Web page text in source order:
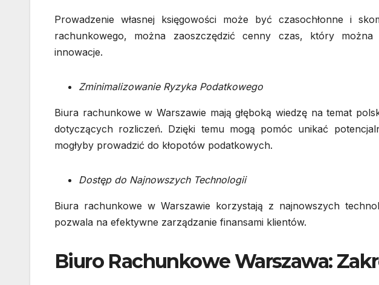
Prowadzenie własnej księgowości może być czasochłonne i
rachunkowego, można zaoszczędzić cenny czas, który
innowacje.
Zminimalizowanie Ryzyka Podatkowego
Biura rachunkowe w Warszawie mają głęboką wiedzę na temat
dotyczących rozliczeń. Dzięki temu mogą pomóc unikać
mogłyby prowadzić do kłopotów podatkowych.
Dostęp do Najnowszych Technologii
Biura rachunkowe w Warszawie korzystają z najnowszych
pozwala na efektywne zarządzanie finansami klientów.
Biuro Rachunkowe Warszawa: